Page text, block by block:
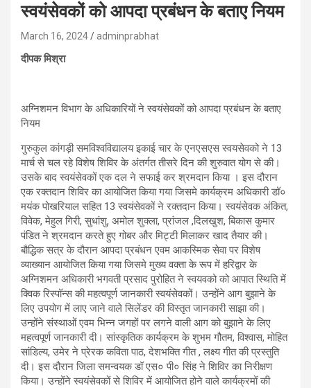
स्वयंसेवकों को आपदा प्रबंधन के बताए नियम
March 16, 2024 adminprabhat
दीपक मिश्रा
अग्निशमन विभाग के अधिकारियों ने स्वयंसेवकों को आपदा प्रबंधन के बताए
नियम
गुरुकुल कांगड़ी समविश्वविद्यालय इकाई चार के एनएसएस स्वयसेवको ने 13
मार्च से चल रहे विशेष शिविर के अंतर्गत तीसरे दिन की शुरुवात योग से की।
उसके बाद स्वयंसेवकों एक दल ने सफाई कर श्रमदान किया । इस दौरान
एक रक्तदान शिविर का आयोजित किया गया जिसमे कार्यक्रम अधिकारी डॉ०
मयंक पोखरियाल सहित 13 स्वयंसेवकों ने रक्तदान किया। स्वयंसेवक अंकित,
विवेक, मेहुल गिरी, सुधांशु, अमोल शुक्ला, प्रांजल ,दिलखुश, बिकास कुमार
पंडित ने श्रमदान करते हुए गोबर और मिट्टी मिलाकर खाद तैयार की।
बौद्धिक सत्र के दौरान आपदा प्रबंधन एवम आकस्मिक सेवा पर विशेष
व्याख्यान आयोजित किया गया जिसमे मुख्य वक्ता के रूप में हरिद्वार के
अग्निशमन अधिकारी भगवती प्रसाद पुरोहित ने स्वयवको को आपात स्थिति में
क्विक रिस्पॉन्स की महत्वपूर्ण जानकारी स्वयंसेवकों। उन्होंने आग बुझाने के
लिए उपयोग में लाए जाने वाले सिलेंडर की विस्तृत जानकारी साझा की।
उन्होंने संस्थाओं एवम भिन्न जगहों पर लगने वाली आग को बुझाने के लिए
महत्वपूर्ण जानकारी दी। सांस्कृतिक कार्यक्रम के शुभम गौतम, विश्वास, मोहित
सांडिल्य, उमेर ने प्रेरक कविता पाठ, देशभक्ति गीत , लक्ष्य गीत की प्रस्तुति
दी। इस दौरान जिला समन्वयक डॉ एस० पी० सिंह ने शिविर का निरीक्षण
किया। उन्होंने स्वयंसेवकों से शिविर में आयोजित होने वाले कार्यक्रमों की